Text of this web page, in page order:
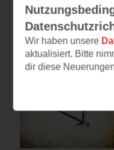
Wir haben unsere
aktualisiert. Bitte
dir diese